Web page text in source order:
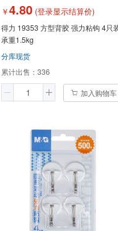
￥4.80 (登录显示结算价)
得力 19353 方型背胶 强力粘钩 4只
承重1.5kg
分库现货
累计出售： 336
加入购物车